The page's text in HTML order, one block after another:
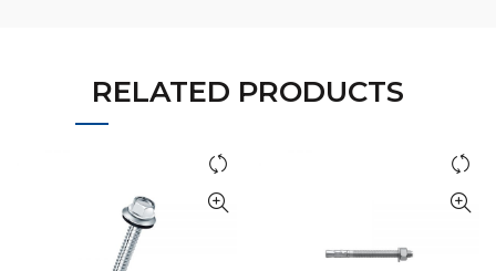
RELATED PRODUCTS